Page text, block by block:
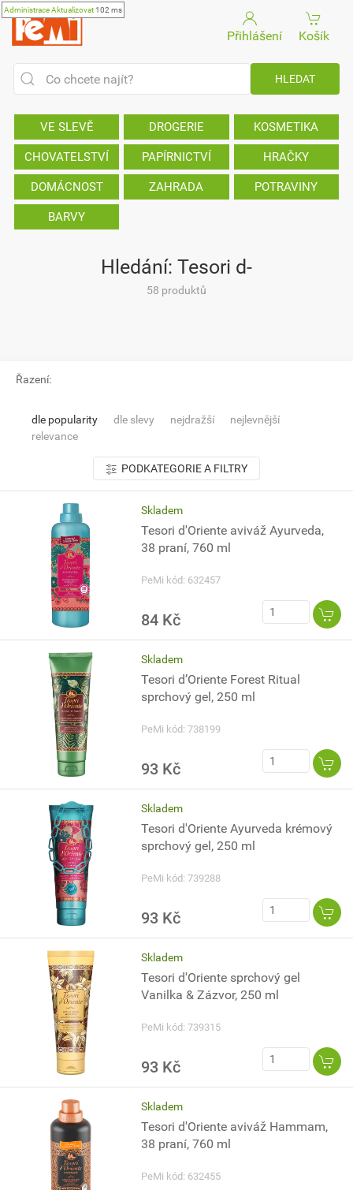
AdministraceAktualizovat102 ms
Přihlášení Košík
VE SLEVĚ DROGERIE KOSMETIKA
CHOVATELSTVÍ PAPÍRNICTVÍ HRAČKY
DOMÁCNOST ZAHRADA POTRAVINY
BARVY
Hledání: Tesori d-
58 produktů
Řazení:
dle popularity dle slevy nejdražší
nejlevnější
relevance
PODKATEGORIE A FILTRY
Skladem
Tesori d'Oriente aviváž Ayurveda,
38 praní, 760 ml
PeMi kód: 632457
84 Kč
Skladem
Tesori d’Oriente Forest Ritual
sprchový gel, 250 ml
PeMi kód: 738199
93 Kč
Skladem
Tesori d'Oriente Ayurveda krémový
sprchový gel, 250 ml
PeMi kód: 739288
93 Kč
Skladem
Tesori d'Oriente sprchový gel
Vanilka & Zázvor, 250 ml
PeMi kód: 739315
93 Kč
Skladem
Tesori d'Oriente aviváž Hammam,
38 praní, 760 ml
PeMi kód: 632455